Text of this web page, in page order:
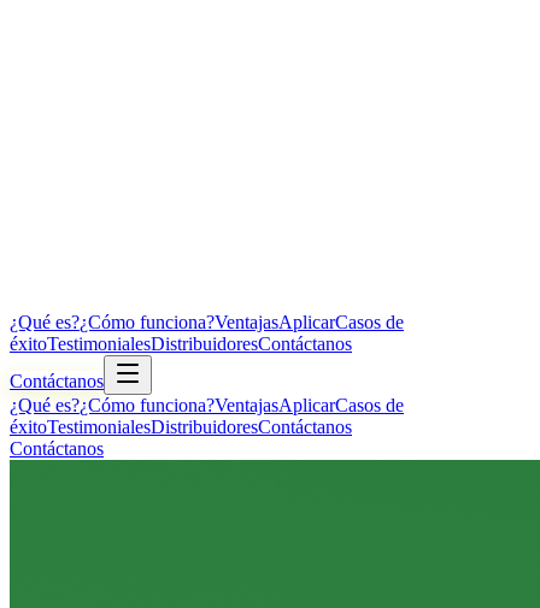
¿Qué es?¿Cómo funciona?VentajasAplicarCasos de
éxitoTestimonialesDistribuidoresContáctanos
Contáctanos
¿Qué es?¿Cómo funciona?VentajasAplicarCasos de
éxitoTestimonialesDistribuidoresContáctanos
Contáctanos